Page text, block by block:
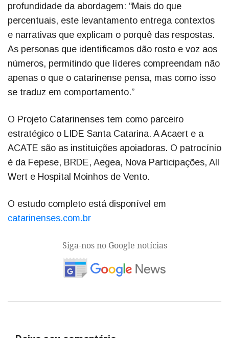
profundidade da abordagem: “Mais do que
percentuais, este levantamento entrega contextos
e narrativas que explicam o porquê das respostas.
As personas que identificamos dão rosto e voz aos
números, permitindo que líderes compreendam não
apenas o que o catarinense pensa, mas como isso
se traduz em comportamento.”
O Projeto Catarinenses tem como parceiro
estratégico o LIDE Santa Catarina. A Acaert e a
ACATE são as instituições apoiadoras. O patrocínio
é da Fepese, BRDE, Aegea, Nova Participações, All
Wert e Hospital Moinhos de Vento.
O estudo completo está disponível em
catarinenses.com.br
Siga-nos no Google notícias